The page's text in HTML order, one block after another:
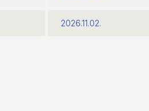
2026.11.02.